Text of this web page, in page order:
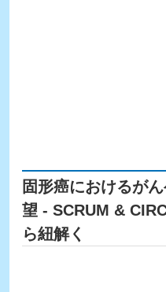
固形癌におけるが
望 - SCRUM &
ら紐解く